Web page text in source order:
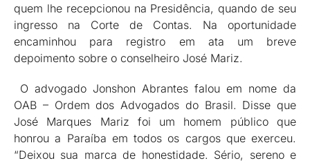
quem lhe recepcionou na Presidência, quando de seu
ingresso na Corte de Contas. Na oportunidade
encaminhou para registro em ata um breve
depoimento sobre o conselheiro José Mariz.
O advogado Jonshon Abrantes falou em nome da
OAB – Ordem dos Advogados do Brasil. Disse que
José Marques Mariz foi um homem público que
honrou a Paraíba em todos os cargos que exerceu.
“Deixou sua marca de honestidade. Sério, sereno e